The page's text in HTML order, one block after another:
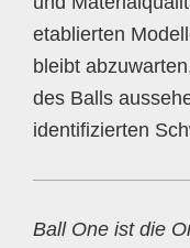
etablierten
bleibt
des Balls
identifizierten
Ball One ist die